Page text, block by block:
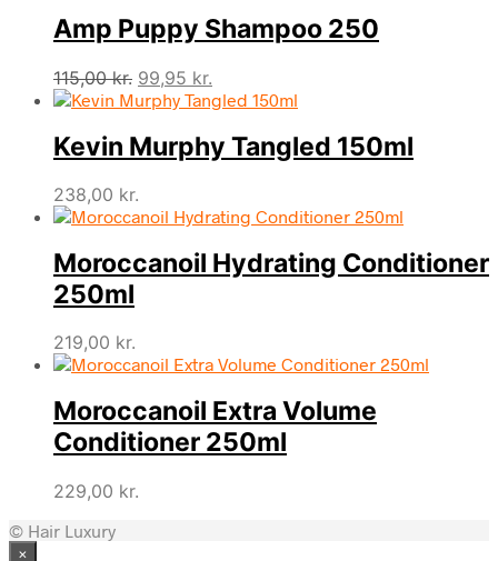
Amp Puppy Shampoo 250
115,00kr. Den
oprindelige
var:
115,00 kr..
99,95 kr.
aktuelle
er:
99,95 kr..
Kevin Murphy Tangled 150ml
238,00 kr.
Moroccanoil Hydrating Conditioner
250ml
219,00 kr.
Moroccanoil Extra Volume
Conditioner 250ml
229,00 kr.
© Hair Luxury
×